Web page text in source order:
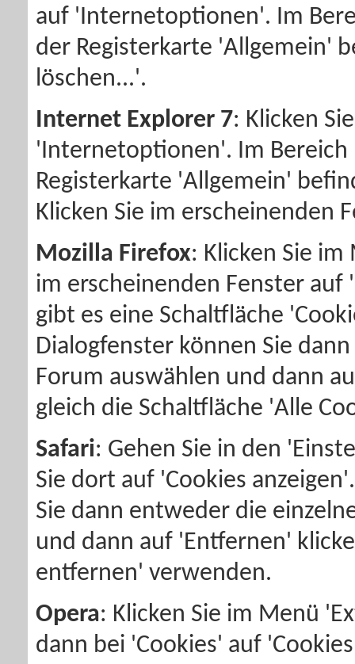
auf 'Internetoptionen'. Im
der Registerkarte 'Allgemein'
löschen...'.
Internet Explorer 7: Klicken
'Internetoptionen'. Im
Registerkarte 'Allgemein'
Klicken Sie im erscheinenden
Mozilla Firefox: Klicken Sie
im erscheinenden Fenster
gibt es eine Schaltfläche
Dialogfenster können Sie
Forum auswählen und dann
gleich die Schaltfläche 'Alle
Safari: Gehen Sie in den
Sie dort auf 'Cookies
Sie dann entweder die
und dann auf 'Entfernen'
entfernen' verwenden.
Opera: Klicken Sie im Menü
dann bei 'Cookies' auf